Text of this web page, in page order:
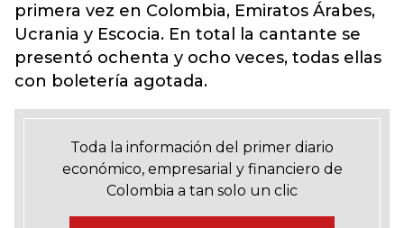
primera vez en Colombia, Emiratos Árabes,
Ucrania y Escocia. En total la cantante se
presentó ochenta y ocho veces, todas ellas
con boletería agotada.
Toda la información del primer diario
económico, empresarial y financiero de
Colombia a tan solo un clic